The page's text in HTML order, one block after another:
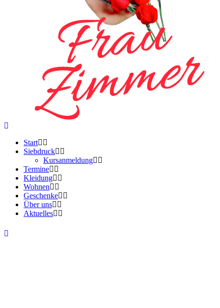
Start
Siebdruck
Kursanmeldung
Termine
Kleidung
Wohnen
Geschenke
Über uns
Aktuelles